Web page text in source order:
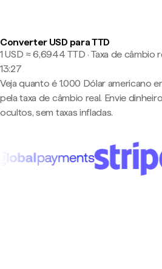
Converter USD para TTD
1 USD ≈ 6,6944 TTD · Taxa de câmbio
13:27
Veja quanto é 1.000 Dólar americano
pela taxa de câmbio real. Envie
ocultos, sem taxas infladas.